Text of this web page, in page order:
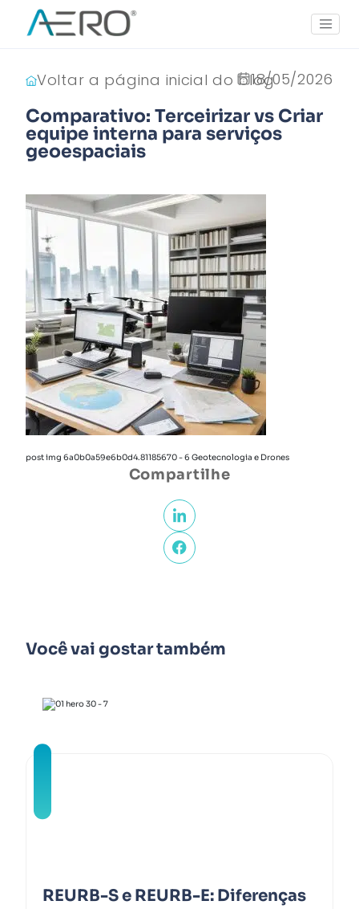
18/05/2026
Voltar a página inicial do blog
Comparativo: Terceirizar vs Criar
equipe interna para serviços
geoespaciais
post img 6a0b0a59e6b0d4.81185670 - 6 Geotecnologia e Drones
Compartilhe
Você vai gostar também
REURB-S e REURB-E: Diferenças